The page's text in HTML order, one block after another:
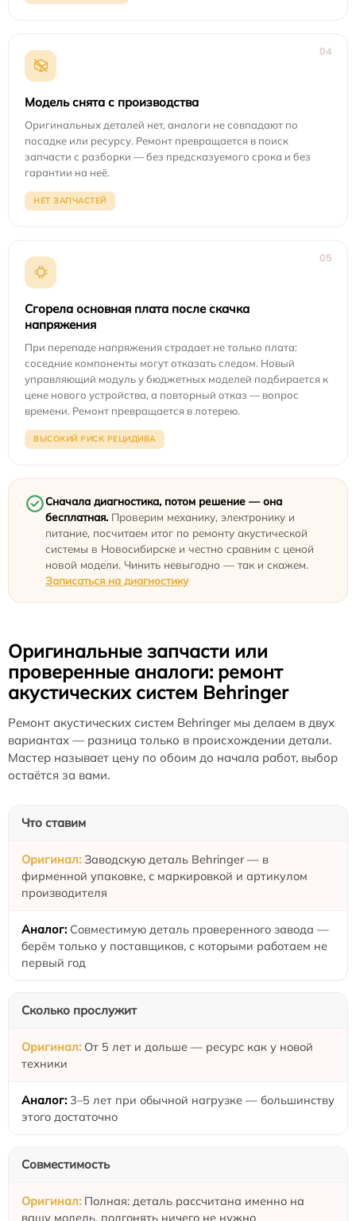
04
Модель снята с производства
Оригинальных деталей нет, аналоги не совпадают по
посадке или ресурсу. Ремонт превращается в поиск
запчасти с разборки — без предсказуемого срока и без
гарантии на неё.
НЕТ ЗАПЧАСТЕЙ
05
Сгорела основная плата после скачка
напряжения
При перепаде напряжения страдает не только плата:
соседние компоненты могут отказать следом. Новый
управляющий модуль у бюджетных моделей подбирается к
цене нового устройства, а повторный отказ — вопрос
времени. Ремонт превращается в лотерею.
ВЫСОКИЙ РИСК РЕЦИДИВА
Сначала диагностика, потом решение — она
бесплатная. Проверим механику, электронику и
питание, посчитаем итог по ремонту акустической
системы в Новосибирске и честно сравним с ценой
новой модели. Чинить невыгодно — так и скажем.
Записаться на диагностику
Оригинальные запчасти или
проверенные аналоги: ремонт
акустических систем Behringer
Ремонт акустических систем Behringer мы делаем в двух
вариантах — разница только в происхождении детали.
Мастер называет цену по обоим до начала работ, выбор
остаётся за вами.
Что ставим
Заводскую деталь Behringer — в
фирменной упаковке, с маркировкой и артикулом
производителя
Совместимую деталь проверенного завода —
берём только у поставщиков, с которыми работаем не
первый год
Сколько прослужит
От 5 лет и дольше — ресурс как у новой
техники
3–5 лет при обычной нагрузке — большинству
этого достаточно
Совместимость
Полная: деталь рассчитана именно на
вашу модель, подгонять ничего не нужно